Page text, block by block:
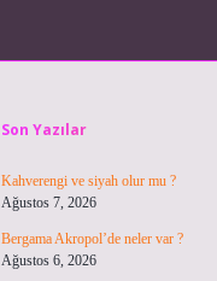
Son Yazılar
Kahverengi ve siyah olur mu ?
Ağustos 7, 2026
Bergama Akropol’de neler var ?
Ağustos 6, 2026